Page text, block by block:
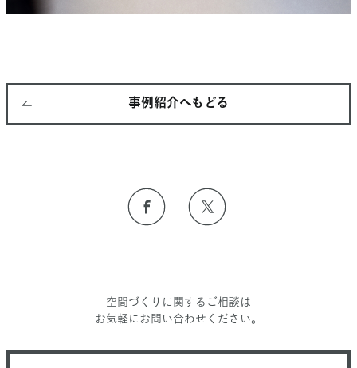
事例紹介へもどる
空間づくりに関するご相談は
お気軽にお問い合わせください。